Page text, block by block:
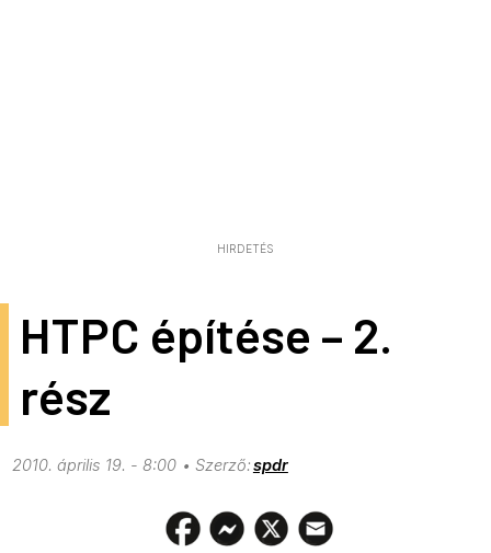
HIRDETÉS
HTPC építése – 2.
rész
2010. április 19. - 8:00 spdr